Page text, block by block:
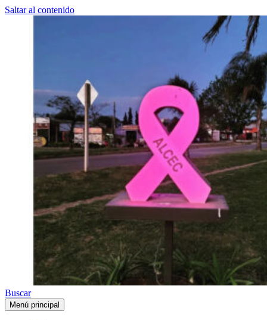
Saltar al contenido
Buscar
Menú principal